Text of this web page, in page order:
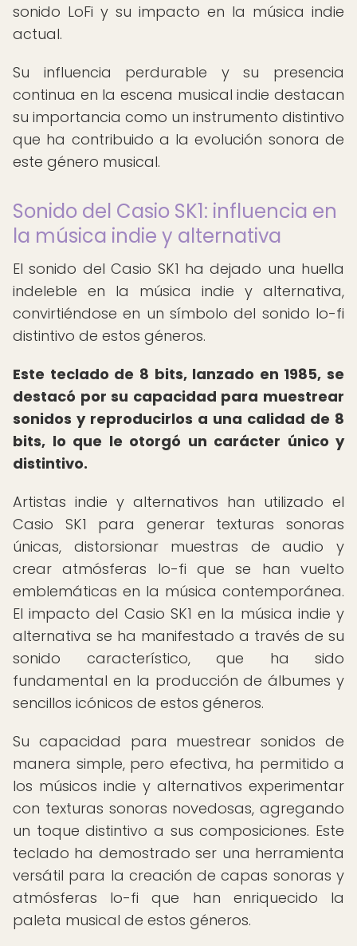
sonido LoFi y su impacto en la música indie
actual.
Su influencia perdurable y su presencia
continua en la escena musical indie destacan
su importancia como un instrumento distintivo
que ha contribuido a la evolución sonora de
este género musical.
Sonido del Casio SK1: influencia en
la música indie y alternativa
El sonido del Casio SK1 ha dejado una huella
indeleble en la música indie y alternativa,
convirtiéndose en un símbolo del sonido lo-fi
distintivo de estos géneros.
Este teclado de 8 bits, lanzado en 1985, se
destacó por su capacidad para muestrear
sonidos y reproducirlos a una calidad de 8
bits, lo que le otorgó un carácter único y
distintivo.
Artistas indie y alternativos han utilizado el
Casio SK1 para generar texturas sonoras
únicas, distorsionar muestras de audio y
crear atmósferas lo-fi que se han vuelto
emblemáticas en la música contemporánea.
El impacto del Casio SK1 en la música indie y
alternativa se ha manifestado a través de su
sonido característico, que ha sido
fundamental en la producción de álbumes y
sencillos icónicos de estos géneros.
Su capacidad para muestrear sonidos de
manera simple, pero efectiva, ha permitido a
los músicos indie y alternativos experimentar
con texturas sonoras novedosas, agregando
un toque distintivo a sus composiciones. Este
teclado ha demostrado ser una herramienta
versátil para la creación de capas sonoras y
atmósferas lo-fi que han enriquecido la
paleta musical de estos géneros.